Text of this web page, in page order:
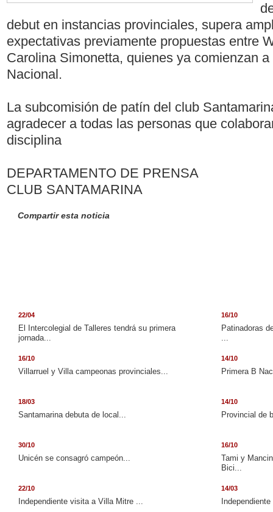
debut en instancias provinciales, supera
expectativas previamente propuestas entre
Carolina Simonetta, quienes ya comienzan
Nacional.
La subcomisión de patín del club
agradecer a todas las personas que
disciplina
DEPARTAMENTO DE PRENSA
CLUB SANTAMARINA
Compartir esta noticia
22/04
El Intercolegial de Talleres tendrá su primera
jornada...
16/10
Patinadoras
...
16/10
Villarruel y Villa campeonas provinciales...
14/10
Primera B
18/03
Santamarina debuta de local...
14/10
Provincial de
30/10
Unicén se consagró campeón...
16/10
Tami y
Bici...
22/10
Independiente visita a Villa Mitre ...
14/03